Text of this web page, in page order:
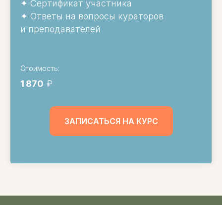
✦ Сертификат участника
✦ Ответы на вопросы кураторов
и преподавателей
Стоимость:
1 870 ₽
ЗАПИСАТЬСЯ НА КУРС